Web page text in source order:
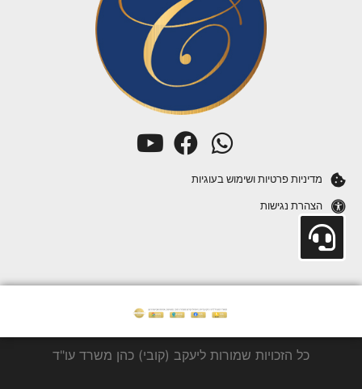
מדיניות פרטיות ושימוש בעוגיות
הצהרת נגישות
כל הזכויות שמורות ליעקב (קובי) כהן משרד עו"ד